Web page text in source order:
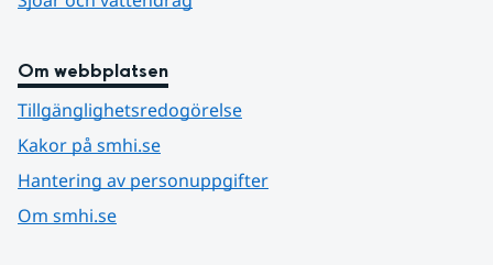
Om webbplatsen
Tillgänglighetsredogörelse
Kakor på smhi.se
Hantering av personuppgifter
Om smhi.se